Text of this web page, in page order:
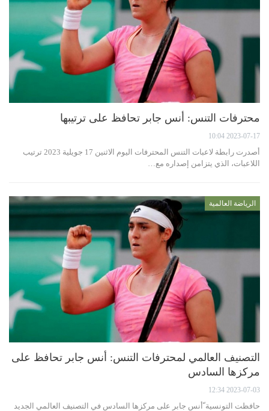
محترفات التنس: أنس جابر تحافظ على ترتيبها
2023-07-17 10:04
أصدرت رابطة لاعبات التنس المحترفات اليوم الاثنين 17 جويلية 2023 ترتيب
اللاعبات، الذي يتزامن إصداره مع…
الرياضة العالمية
التصنيف العالمي لمحترفات التنس: أنس جابر تحافظ على
مركزها السادس
2023-07-03 12:34
حافظت التونسية ّأنس جابر على مركزها السادس في التصنيف العالمي الجديد